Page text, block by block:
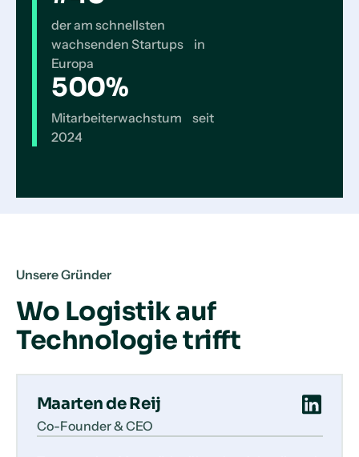
der am schnellsten
wachsenden Startups in
Europa
500%
Mitarbeiterwachstum seit
2024
Unsere Gründer
Wo Logistik auf
Technologie trifft
Maarten de Reij
Co-Founder & CEO